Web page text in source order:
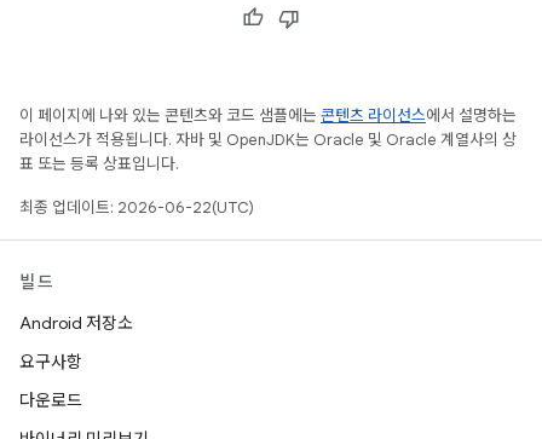
이 페이지에 나와 있는 콘텐츠와 코드 샘플에는 콘텐츠 라이선스에서 설명하는
라이선스가 적용됩니다. 자바 및 OpenJDK는 Oracle 및 Oracle 계열사의 상
표 또는 등록 상표입니다.
최종 업데이트: 2026-06-22(UTC)
빌드
Android 저장소
요구사항
다운로드